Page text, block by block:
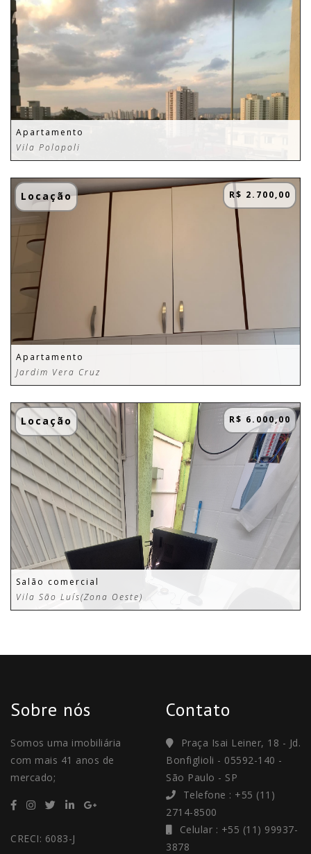
Apartamento
Vila Polopoli
Locação R$ 2.700,00
Apartamento
Jardim Vera Cruz
Locação R$ 6.000,00
Salão comercial
Vila São Luís(Zona Oeste)
Sobre nós
Somos uma imobiliária
com mais 41 anos de
mercado;
CRECI: 6083-J
Contato
Praça Isai Leiner, 18 - Jd.
Bonfiglioli - 05592-140 -
São Paulo - SP
Telefone : +55 (11)
2714-8500
Celular : +55 (11) 99937-
3878